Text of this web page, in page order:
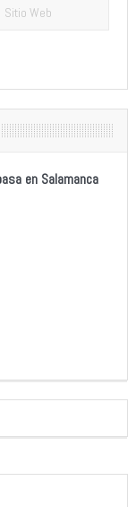
en Salamanca